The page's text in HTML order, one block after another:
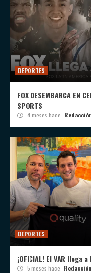
DEPORTES
FOX DESEMBARCA EN
SPORTS
4 meses hace Redacción
DEPORTES
¡OFICIAL! El VAR llega
5 meses hace Redacción